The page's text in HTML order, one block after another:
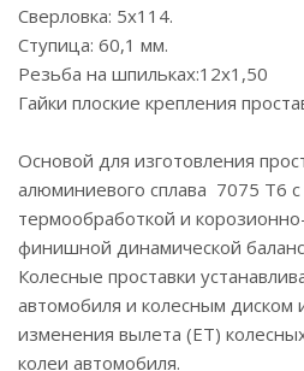
Сверловка: 5х114.
Ступица: 60,1 мм.
Резьба на шпильках:12х1,50
Гайки плоские крепления
Основой для изготовления
алюминиевого сплава 7075 Т6
термообработкой и
финишной динамической
Колесные проставки
автомобиля и колесным диском
изменения вылета (ЕТ)
колеи автомобиля.